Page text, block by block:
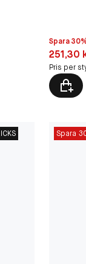
Spara
Pris:
251,30
Pris per
Spara